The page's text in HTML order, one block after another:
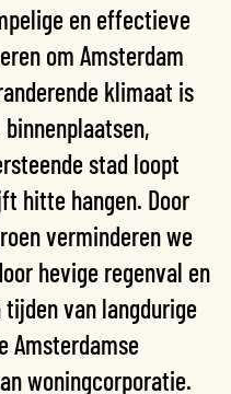
en effectieve
om Amsterdam
klimaat is
stad loopt
hitte hangen. Door
verminderen we
hevige regenval en
van langdurige
Amsterdamse
woningcorporatie.